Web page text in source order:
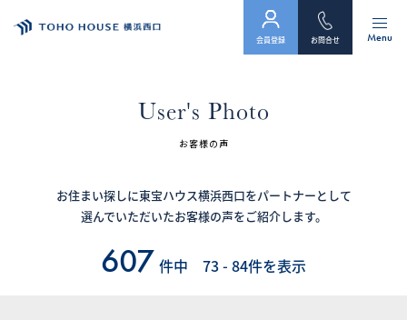
サービス
Menu
お問合せ
会員登録
User's Photo
お客様の声
お住まい探しに東宝ハウス横浜西口をパートナーとして
選んでいただいたお客様の声をご紹介します。
607 件中 73 - 84件を表示